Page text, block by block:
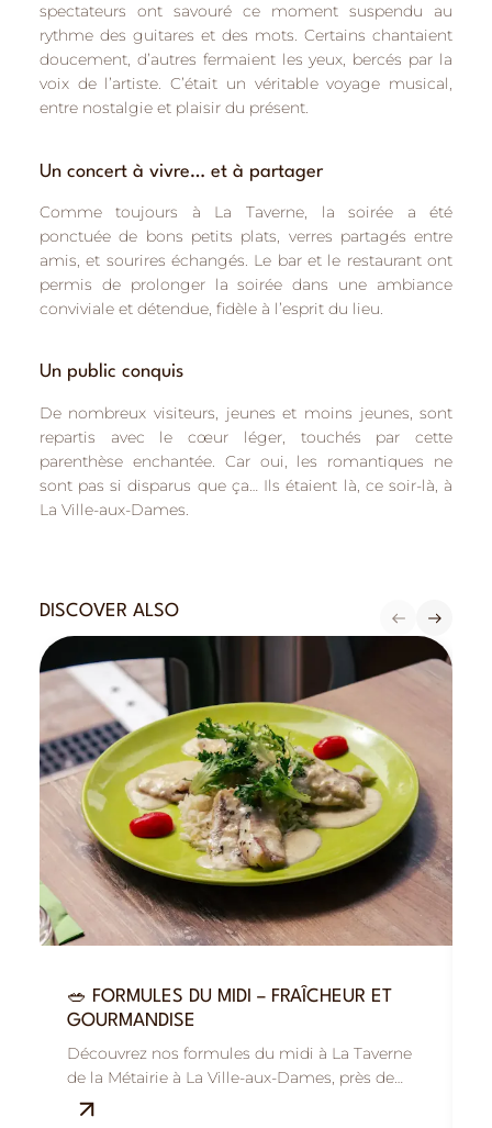
spectateurs ont savouré ce moment suspendu au
rythme des guitares et des mots. Certains chantaient
doucement, d’autres fermaient les yeux, bercés par la
voix de l’artiste. C’était un véritable voyage musical,
entre nostalgie et plaisir du présent.
Un concert à vivre… et à partager
Comme toujours à La Taverne, la soirée a été
ponctuée de bons petits plats, verres partagés entre
amis, et sourires échangés. Le bar et le restaurant ont
permis de prolonger la soirée dans une ambiance
conviviale et détendue, fidèle à l’esprit du lieu.
Un public conquis
De nombreux visiteurs, jeunes et moins jeunes, sont
repartis avec le cœur léger, touchés par cette
parenthèse enchantée. Car oui, les romantiques ne
sont pas si disparus que ça…
Ils étaient là, ce soir-là, à
La Ville-aux-Dames.
DISCOVER ALSO
🥗 FORMULES DU MIDI – FRAÎCHEUR ET
GOURMANDISE
Découvrez nos formules du midi à La Taverne
de la Métairie à La Ville-aux-Dames, près de
Tours : savoureuses, fraîches et équilibrées.